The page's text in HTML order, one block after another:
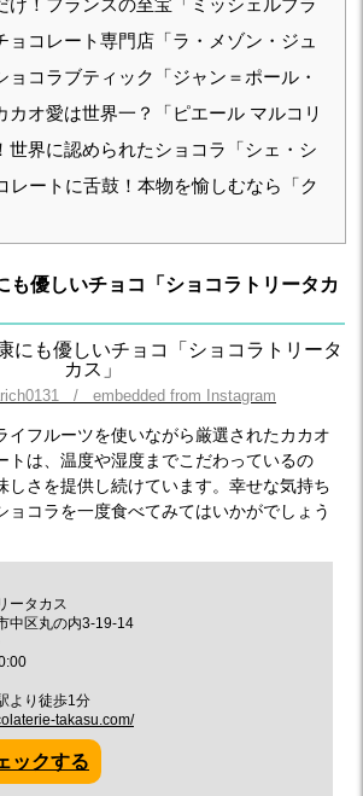
け！フランスの至宝「ミッシェルブラ
ョコレート専門店「ラ・メゾン・ジュ
ョコラブティック「ジャン＝ポール・
カオ愛は世界一？「ピエール マルコリ
世界に認められたショコラ「シェ・シ
レートに舌鼓！本物を愉しむなら「ク
も優しいチョコ「ショコラトリータカ
/ embedded from Instagram
イフルーツを使いながら厳選されたカカオ
トは、温度や湿度までこだわっているの
しさを提供し続けています。幸せな気持ち
ョコラを一度食べてみてはいかがでしょう
ータカス
中区丸の内3-19-14
より徒歩1分
takasu.com/
ックする